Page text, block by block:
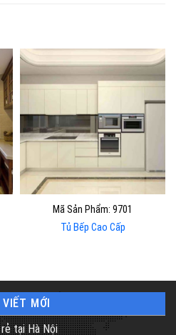
Mã Sản Phẩm: 9701
Tủ Bếp Cao Cấp
VIẾT MỚI
tại Hà Nội